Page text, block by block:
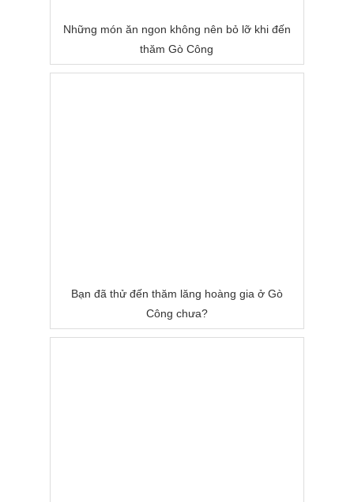
Những món ăn ngon không nên bỏ lỡ khi đến
thăm Gò Công
Bạn đã thử đến thăm lăng hoàng gia ở Gò
Công chưa?